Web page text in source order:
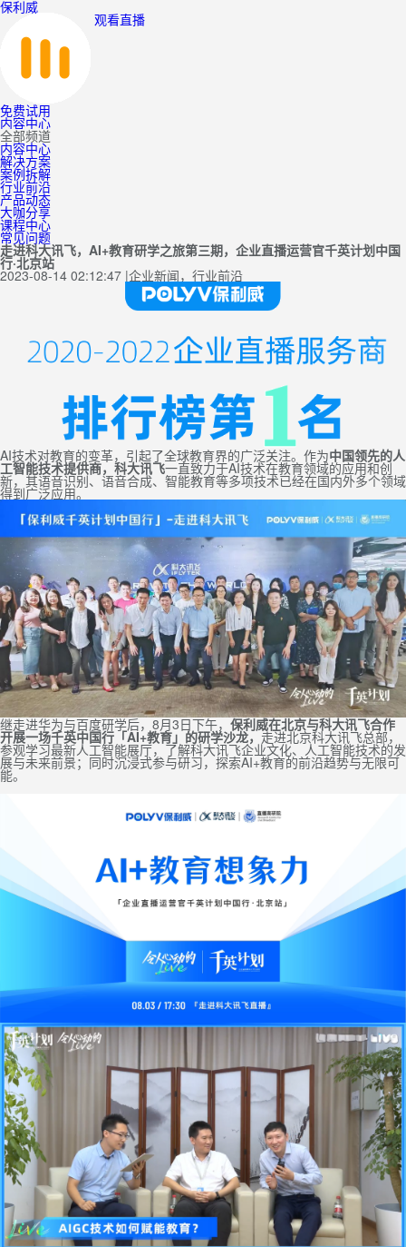
保利威
观看直播
免费试用
内容中心
全部频道
内容中心
解决方案
案例拆解
行业前沿
产品动态
大咖分享
课程中心
常见问题
走进科大讯飞，AI+教育研学之旅第三期，企业直播运营官千英计划中国
行·北京站
2023-08-14 02:12:47 |企业新闻，行业前沿
AI技术对教育的变革，引起了全球教育界的广泛关注。作为中国领先的人
工智能技术提供商，科大讯飞一直致力于AI技术在教育领域的应用和创
新，其语音识别、语音合成、智能教育等多项技术已经在国内外多个领域
得到广泛应用。
继走进华为与百度研学后，8月3日下午，保利威在北京与科大讯飞合作
开展一场千英中国行「AI+教育」的研学沙龙，走进北京科大讯飞总部，
参观学习最新人工智能展厅，了解科大讯飞企业文化、人工智能技术的发
展与未来前景；同时沉浸式参与研习，探索AI+教育的前沿趋势与无限可
能。